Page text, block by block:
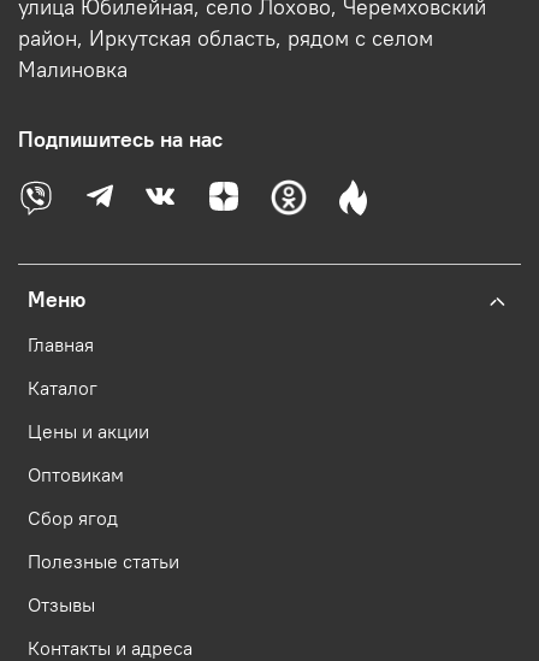
Меню
Главная
Каталог
Цены и акции
Оптовикам
Сбор ягод
Полезные статьи
Отзывы
Контакты и адреса
улица Юбилейная, село Лохово, Черемховский
район, Иркутская область, рядом с селом
Малиновка
Подпишитесь на нас